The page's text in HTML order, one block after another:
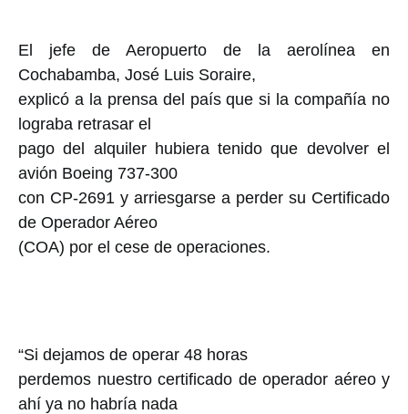
El jefe de Aeropuerto de la aerolínea en
Cochabamba, José Luis Soraire,
explicó a la prensa del país que si la compañía no
lograba retrasar el
pago del alquiler hubiera tenido que devolver el
avión Boeing 737-300
con CP-2691 y arriesgarse a perder su Certificado
de Operador Aéreo
(COA) por el cese de operaciones.
“Si dejamos de operar 48 horas
perdemos nuestro certificado de operador aéreo y
ahí ya no habría nada